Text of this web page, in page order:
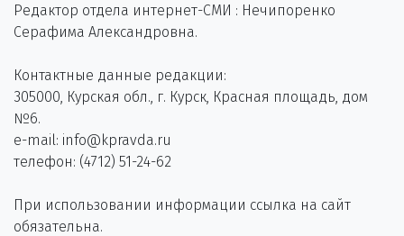
Редактор отдела интернет-СМИ : Нечипоренко
Серафима Александровна.
Контактные данные редакции:
305000, Курская обл., г. Курск, Красная площадь, дом
№6.
e-mail: info@kpravda.ru
телефон: (4712) 51-24-62
При использовании информации ссылка на сайт
обязательна.